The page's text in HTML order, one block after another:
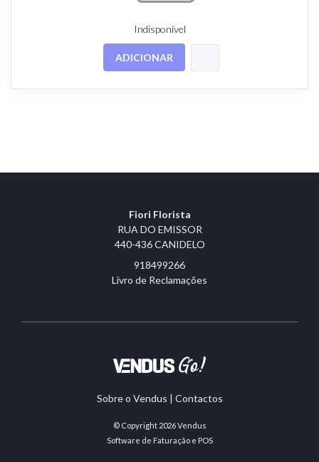
Indisponível
ADICIONAR
Fiori Florista
RUA DO EMISSOR
440-436 CANIDELO
918499266
Livro de Reclamações
Sobre o Vendus | Contactos
© Copyright 2026Vendus
Software de Faturação e POS